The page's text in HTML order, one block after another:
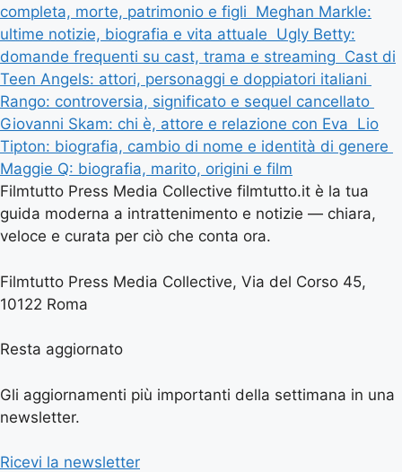
completa, morte, patrimonio e figli Meghan Markle:
ultime notizie, biografia e vita attuale Ugly Betty:
domande frequenti su cast, trama e streaming Cast di
Teen Angels: attori, personaggi e doppiatori italiani
Rango: controversia, significato e sequel cancellato
Giovanni Skam: chi è, attore e relazione con Eva Lio
Tipton: biografia, cambio di nome e identità di genere
Maggie Q: biografia, marito, origini e film
Filmtutto Press Media Collective filmtutto.it è la tua
guida moderna a intrattenimento e notizie — chiara,
veloce e curata per ciò che conta ora.
Filmtutto Press Media Collective, Via del Corso 45,
10122 Roma
Resta aggiornato
Gli aggiornamenti più importanti della settimana in una
newsletter.
Ricevi la newsletter